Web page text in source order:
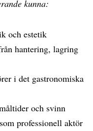
kunna:
och estetik
hantering, lagring
i det gastronomiska
och svinn
professionell aktör